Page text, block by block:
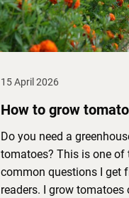
15 April 2026
How to grow
Do you need a
tomatoes? This is one of
common questions I get
readers. I grow tomatoes